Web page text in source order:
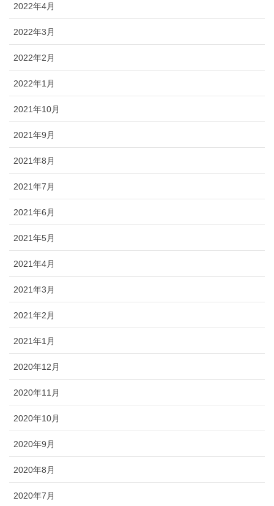
2022年4月
2022年3月
2022年2月
2022年1月
2021年10月
2021年9月
2021年8月
2021年7月
2021年6月
2021年5月
2021年4月
2021年3月
2021年2月
2021年1月
2020年12月
2020年11月
2020年10月
2020年9月
2020年8月
2020年7月